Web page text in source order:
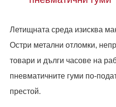
Летищната среда изисква
Остри метални отломки,
товари и дълги часове на
пневматичните гуми по-
престой.